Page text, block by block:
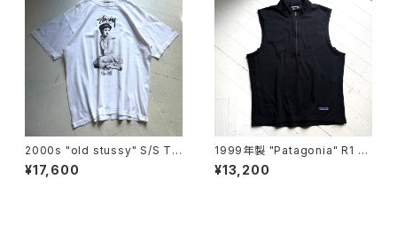
2000s "old stussy" S/S T-
shirt
¥17,600
1999年製 "Patagonia" R1 Fl
ash vest
¥13,200